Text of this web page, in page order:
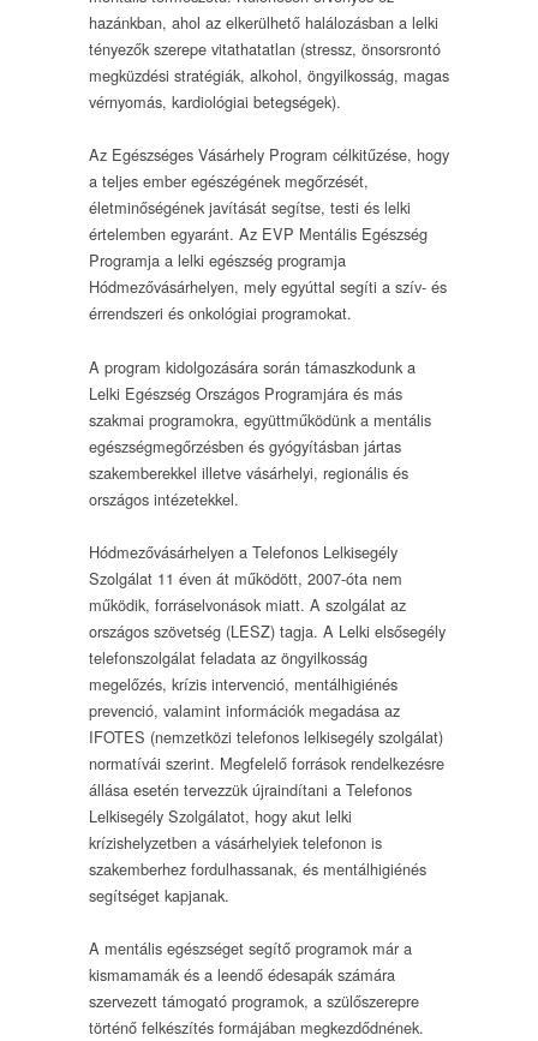
hazánkban, ahol az elkerülhető halálozásban a lelki
tényezők szerepe vitathatatlan (stressz, önsorsrontó
megküzdési stratégiák, alkohol, öngyilkosság, magas
vérnyomás, kardiológiai betegségek).
Az Egészséges Vásárhely Program célkitűzése, hogy
a teljes ember egészégének megőrzését,
életminőségének javítását segítse, testi és lelki
értelemben egyaránt. Az EVP Mentális Egészség
Programja a lelki egészség programja
Hódmezővásárhelyen, mely egyúttal segíti a szív- és
érrendszeri és onkológiai programokat.
A program kidolgozására során támaszkodunk a
Lelki Egészség Országos Programjára és más
szakmai programokra, együttműködünk a mentális
egészségmegőrzésben és gyógyításban jártas
szakemberekkel illetve vásárhelyi, regionális és
országos intézetekkel.
Hódmezővásárhelyen a Telefonos Lelkisegély
Szolgálat 11 éven át működött, 2007-óta nem
működik, forráselvonások miatt. A szolgálat az
országos szövetség (LESZ) tagja. A Lelki elsősegély
telefonszolgálat feladata az öngyilkosság
megelőzés, krízis intervenció, mentálhigiénés
prevenció, valamint információk megadása az
IFOTES (nemzetközi telefonos lelkisegély szolgálat)
normatívái szerint. Megfelelő források rendelkezésre
állása esetén tervezzük újraindítani a Telefonos
Lelkisegély Szolgálatot, hogy akut lelki
krízishelyzetben a vásárhelyiek telefonon is
szakemberhez fordulhassanak, és mentálhigiénés
segítséget kapjanak.
A mentális egészséget segítő programok már a
kismamamák és a leendő édesapák számára
szervezett támogató programok, a szülőszerepre
történő felkészítés formájában megkezdődnének.